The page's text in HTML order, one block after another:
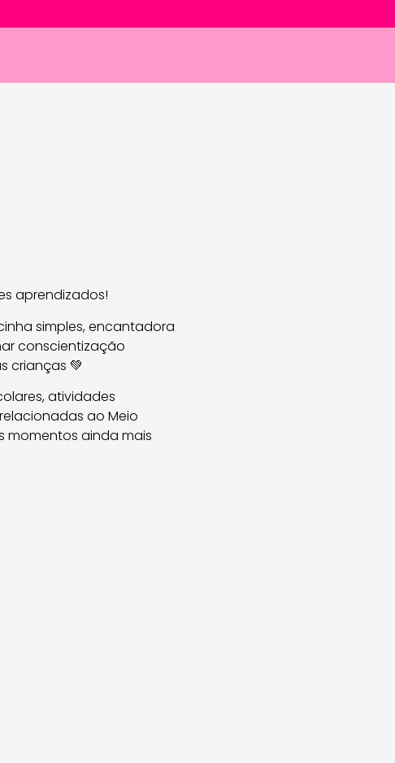
aprendizados!
simples, encantadora
conscientização
crianças 💚
atividades
ao Meio
momentos ainda mais